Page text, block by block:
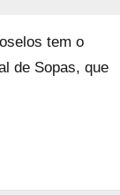
tem o
de Sopas, que